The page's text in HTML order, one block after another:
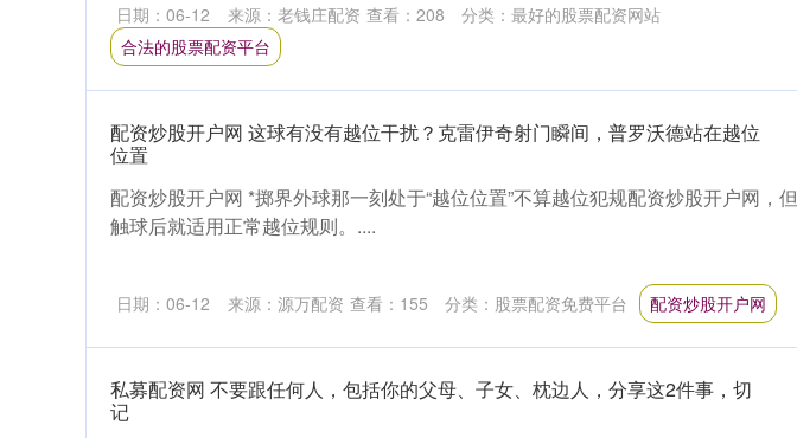
日期：06-12 来源：老钱庄配资 查看： 208 分类： 最好的股票配资网站
合法的股票配资平台
配资炒股开户网 这球有没有越位干扰？克雷伊奇射门瞬间，普罗沃德站在越位
位置
配资炒股开户网 *掷界外球那一刻处于“越位位置”不算越位犯规配资炒股开户网，但
触球后就适用正常越位规则。....
日期：06-12 来源：源万配资 查看： 155 分类： 股票配资免费平台 配资炒股开户网
私募配资网 不要跟任何人，包括你的父母、子女、枕边人，分享这2件事，切
记